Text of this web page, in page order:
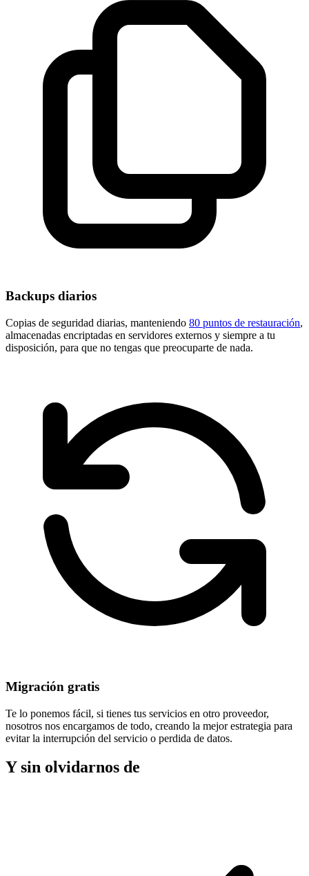
Backups diarios
Copias de seguridad diarias, manteniendo 80 puntos de restauración,
almacenadas encriptadas en servidores externos y siempre a tu
disposición, para que no tengas que preocuparte de nada.
Migración gratis
Te lo ponemos fácil, si tienes tus servicios en otro proveedor,
nosotros nos encargamos de todo, creando la mejor estrategia para
evitar la interrupción del servicio o perdida de datos.
Y sin olvidarnos de